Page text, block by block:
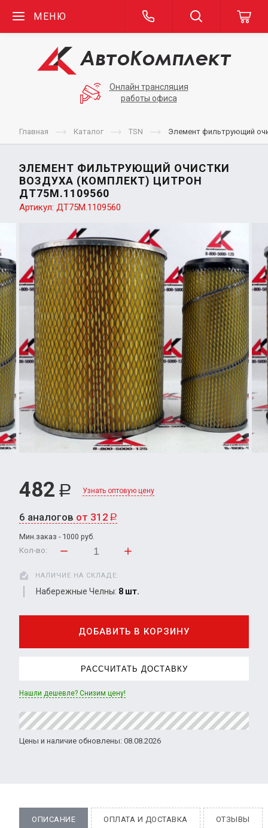
МЕНЮ
Онлайн трансляция
работы офиса
Главная Каталог TSN Элемент фильтрующий
ЭЛЕМЕНТ ФИЛЬТРУЮЩИЙ ОЧИСТКИ
ВОЗДУХА (КОМПЛЕКТ) ЦИТРОН
ДТ75М.1109560
Артикул: ДТ75М.1109560
482 Р Узнать оптовую цену
6 аналогов от 312 Р
Мин.заказ - 1000 руб.
Кол-во:
НАЛИЧИЕ НА СКЛАДЕ:
Набережные Челны: 8 шт.
ДОБАВИТЬ В КОРЗИНУ
РАССЧИТАТЬ ДОСТАВКУ
Нашли дешевле? Снизим цену!
Цены и наличие обновлены: 08.08.2026
ОПИСАНИЕ ОПЛАТА И ДОСТАВКА ОТЗЫВЫ